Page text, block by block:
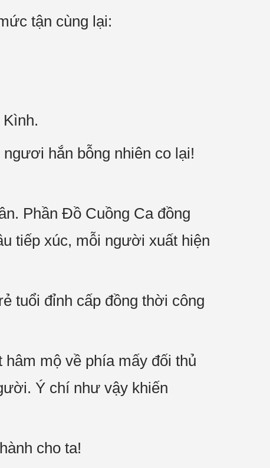
tận cùng lại:
hắn bỗng nhiên co lại!
Phần Đồ Cuồng Ca đồng
tiếp xúc, mỗi người xuất hiện
tuổi đỉnh cấp đồng thời công
mộ về phía mấy đối thủ
Ý chí như vậy khiến
cho ta!